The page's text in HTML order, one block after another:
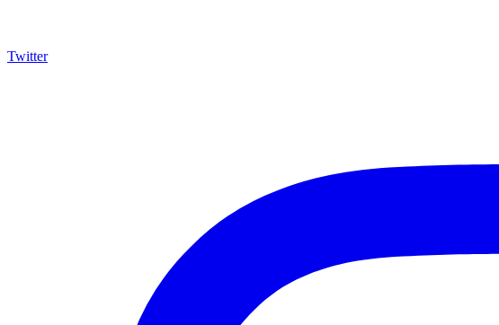
Twitter